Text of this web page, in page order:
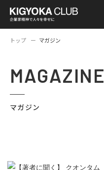
トップ マガジン
MAGAZINE
マガジン